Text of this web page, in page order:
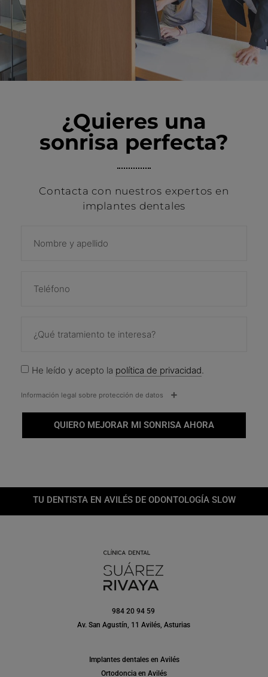
¿Quieres una
sonrisa perfecta?
Contacta con nuestros expertos en
implantes dentales
He leído y acepto la política de privacidad.
Información legal sobre protección de datos
QUIERO MEJORAR MI SONRISA AHORA
TU DENTISTA EN AVILÉS DE ODONTOLOGÍA SLOW
984 20 94 59
Av. San Agustín, 11 Avilés, Asturias
Implantes dentales en Avilés
Ortodoncia en Avilés